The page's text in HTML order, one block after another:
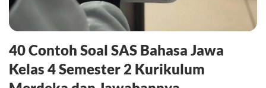
40 Contoh Soal SAS Bahasa Jawa
Kelas 4 Semester 2 Kurikulum